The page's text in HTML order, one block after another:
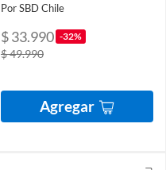
Por SBD Chile
$ 33.990 -32%
$ 49.990
Agregar